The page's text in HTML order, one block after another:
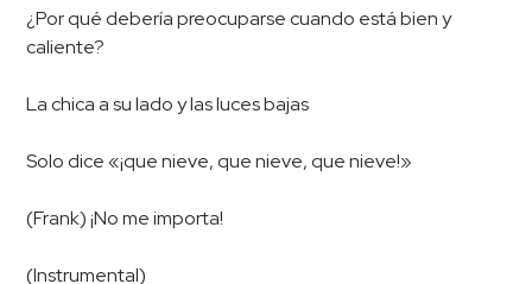
¿Por qué debería preocuparse cuando está bien y
caliente?
La chica a su lado y las luces bajas
Solo dice «¡que nieve, que nieve, que nieve!»
(Frank) ¡No me importa!
(Instrumental)